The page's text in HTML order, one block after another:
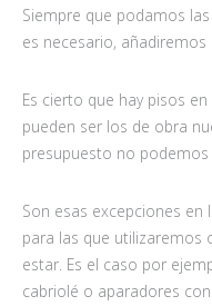
Siempre que podamos
es necesario, añadiremos
Es cierto que hay pisos
pueden ser los de obra
presupuesto no podemos
Son esas excepciones
para las que utilizaremos
estar. Es el caso por
cabriolé o aparadores